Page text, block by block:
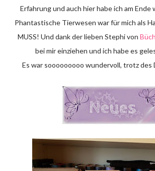
Erfahrung und auch hier habe ich am
Phantastische Tierwesen war für mich als Harry Potter Fan ein
MUSS! Und dank der lieben Stephi von
bei mir einziehen und ich habe es
Es war sooooooooo wundervoll, trotz